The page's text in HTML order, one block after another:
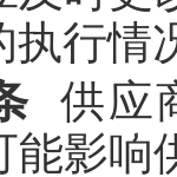
执行情
供应
能影响